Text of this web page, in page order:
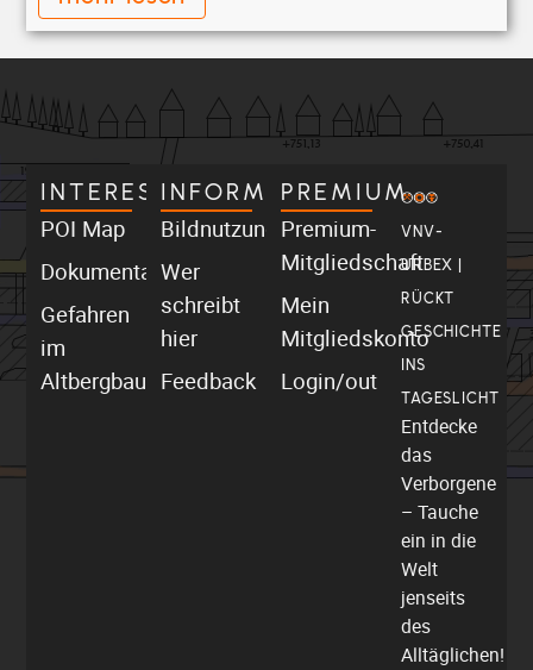
VNV-
URBEX |
RÜCKT
GESCHICHTE
INS
TAGESLICHT
Entdecke
das
Verborgene
– Tauche
ein in die
Welt
jenseits
des
Alltäglichen!
INTERESSANT
POI Map
Dokumentationen
Gefahren
im
Altbergbau
INFORMATIV
Bildnutzung
Wer
schreibt
hier
Feedback
PREMIUM
Premium-
Mitgliedschaft
Mein
Mitgliedskonto
Login/out